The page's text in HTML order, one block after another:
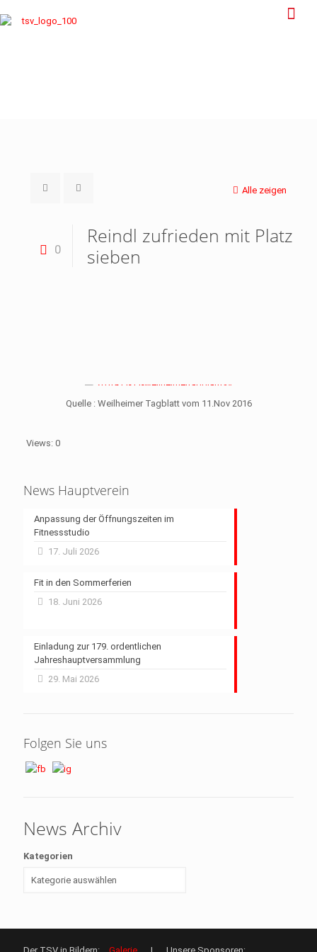
Alle zeigen
0
Reindl zufrieden mit Platz
sieben
Quelle : Weilheimer Tagblatt vom 11.Nov 2016
Views: 0
News Hauptverein
Anpassung der Öffnungszeiten im
Fitnessstudio
17. Juli 2026
Fit in den Sommerferien
18. Juni 2026
Einladung zur 179. ordentlichen
Jahreshauptversammlung
29. Mai 2026
Folgen Sie uns
News Archiv
Kategorien